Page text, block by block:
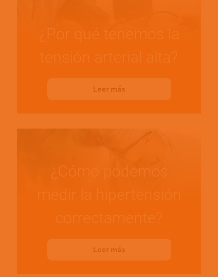
¿Por qué tenemos la
tensión arterial alta?
Leer más
¿Cómo podemos
medir la hipertensión
correctamente?
Leer más